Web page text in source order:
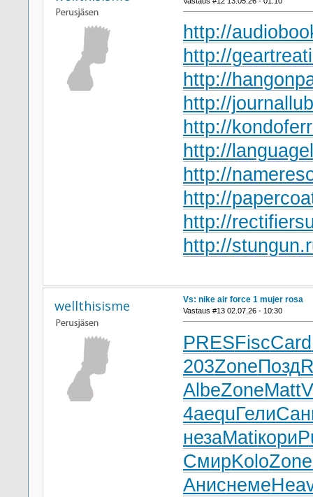
http://
http://
http://
http://
http://
http://
http://
http://
http://
http://
wellthisisme Vs: nike air force 1 mujer rosa
Vastaus #13 02.07.26 - 10:30
PRESFiscCard
203ZoneПозд
AlbeZoneMatt
4aequГели
незаMatiкори
СмирKoloZone
Аниснеме